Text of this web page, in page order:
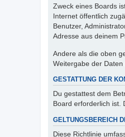
Zweck eines Boards
Internet öffentlich
Benutzer,
Adresse aus deinem
Andere als die oben
Weitergabe der
GESTATTUNG DER
Du gestattest dem
Board erforderlich ist.
GELTUNGSBEREICH
Diese Richtlinie